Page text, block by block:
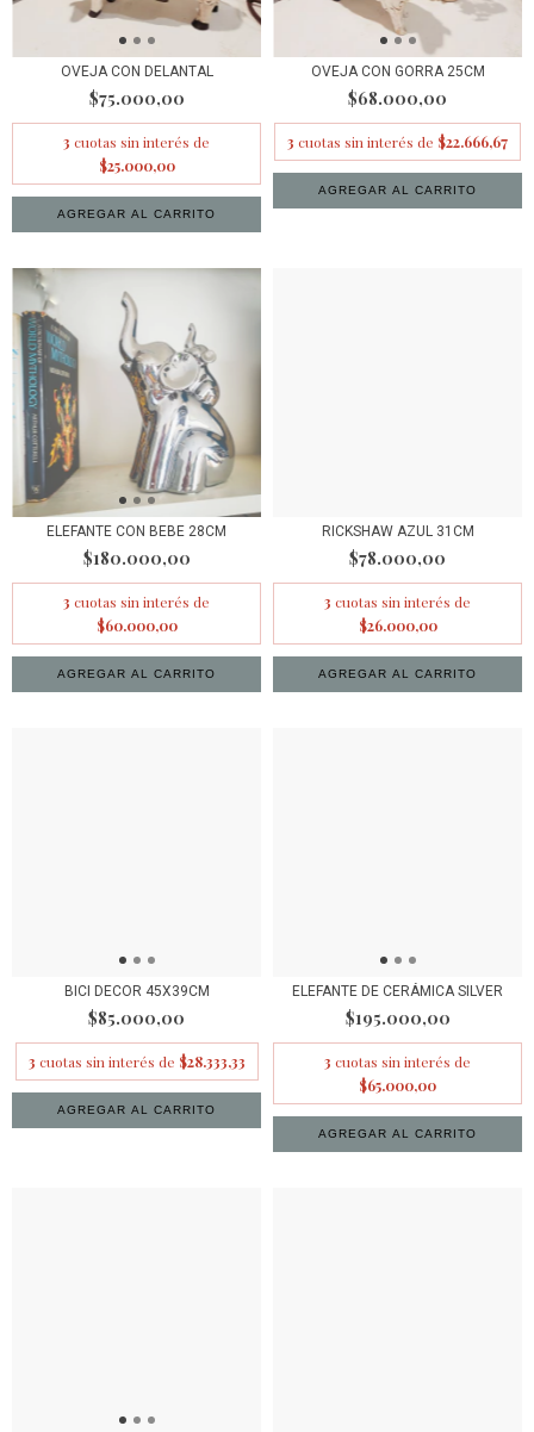
OVEJA CON DELANTAL
$75.000,00
3 cuotas sin interés de
$25.000,00
OVEJA CON GORRA 25CM
$68.000,00
3 cuotas sin interés de $22.666,67
ELEFANTE CON BEBE 28CM
$180.000,00
3 cuotas sin interés de
$60.000,00
RICKSHAW AZUL 31CM
$78.000,00
3 cuotas sin interés de
$26.000,00
BICI DECOR 45X39CM
$85.000,00
3 cuotas sin interés de $28.333,33
ELEFANTE DE CERÁMICA SILVER
$195.000,00
3 cuotas sin interés de
$65.000,00